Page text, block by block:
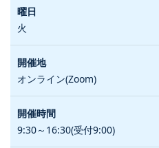
火
オンライン(Zoom)
9:30～16:30(受付9:00)